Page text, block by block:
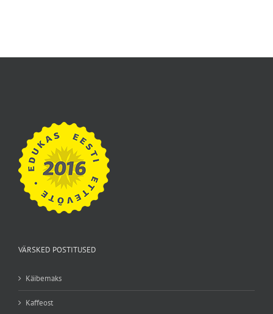
VÄRSKED POSTITUSED
Käibemaks
Kaffeost